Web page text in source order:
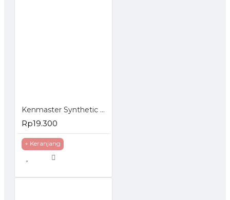
Kenmaster Synthetic Cloth Plas Chamois Kanebo
Rp19.300
+ Keranjang